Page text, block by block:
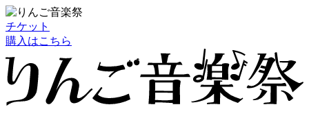
チケット
購入はこちら